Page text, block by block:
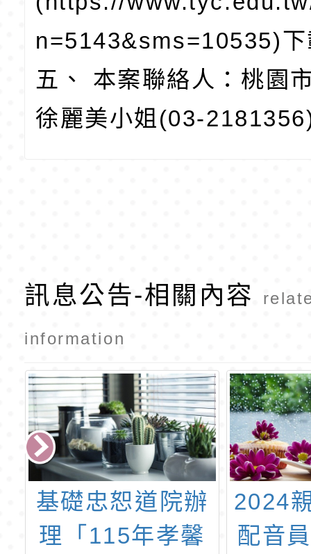
n=5143&sms=10535)
五、 本案聯絡人：桃園
徐麗美小姐(03-
訊息公告-相關內容
information
基礎忠恕道院辦
理「115年孝馨
2024
配音